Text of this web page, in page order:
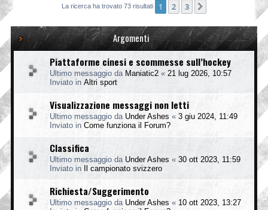
La ricerca ha trovato 73 risultati 1 2 3
Argomenti
Piattaforme cinesi e scommesse sull’hockey
Ultimo messaggio da Maniatic2 « 21 lug 2026, 10:57
Inviato in Altri sport
Visualizzazione messaggi non letti
Ultimo messaggio da Under Ashes « 3 giu 2024, 11:49
Inviato in Come funziona il Forum?
Classifica
Ultimo messaggio da Under Ashes « 30 ott 2023, 11:59
Inviato in
Il campionato svizzero
Richiesta/Suggerimento
Ultimo messaggio da Under Ashes « 10 ott 2023, 13:27